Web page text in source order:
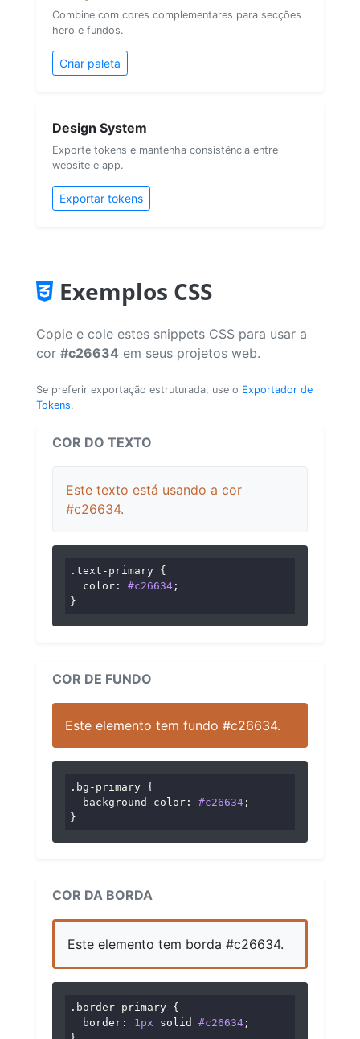
Combine com cores complementares para secções
hero e fundos.
Criar paleta
Design System
Exporte tokens e mantenha consistência entre
website e app.
Exportar tokens
Exemplos CSS
Copie e cole estes snippets CSS para usar a
cor #c26634 em seus projetos web.
Se preferir exportação estruturada, use o Exportador de
Tokens.
COR DO TEXTO
Este texto está usando a cor
#c26634.
.text-primary {
color : #c26634 ;
}
COR DE FUNDO
Este elemento tem fundo #c26634.
.bg-primary {
background-color : #c26634 ;
}
COR DA BORDA
Este elemento tem borda #c26634.
.border-primary {
border : 1px solid #c26634 ;